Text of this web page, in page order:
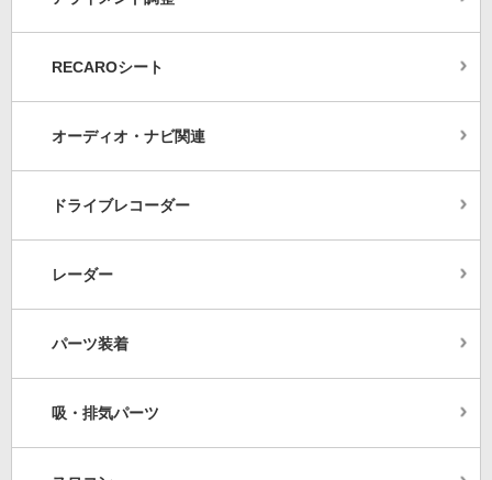
RECAROシート
オーディオ・ナビ関連
ドライブレコーダー
レーダー
パーツ装着
吸・排気パーツ